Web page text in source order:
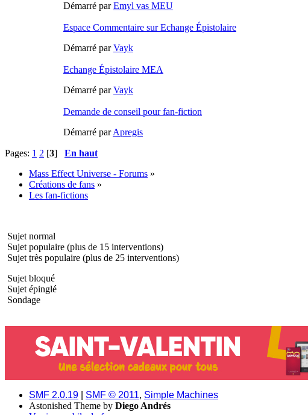
Démarré parEmyl vas MEU
Espace Commentaire sur Echange Épistolaire
Démarré parVayk
Echange Épistolaire MEA
Démarré parVayk
Demande de conseil pour fan-fiction
Démarré parApregis
Pages: 1 2 [3] En haut
Mass Effect Universe - Forums »
Créations de fans »
Les fan-fictions
Sujet normal
Sujet populaire (plus de 15 interventions)
Sujet très populaire (plus de 25 interventions)
Sujet bloqué
Sujet épinglé
Sondage
SMF 2.0.19 SMF © 2011, Simple Machines
Astonished Theme by Diego Andrés